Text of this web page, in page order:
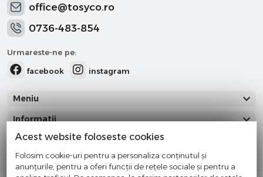
office@tosyco.ro
0736-483-854
Urmareste-ne pe:
facebook
instagram
Meniu
Informatii
Categorii
Acest website foloseste cookies
Folosim cookie-uri pentru a personaliza conținutul și
anunțurile, pentru a oferi funcții de rețele sociale și pentru a